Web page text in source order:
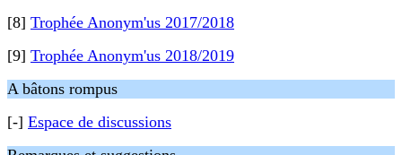
[8] Trophée Anonym'us 2017/2018
[9] Trophée Anonym'us 2018/2019
A bâtons rompus
[-] Espace de discussions